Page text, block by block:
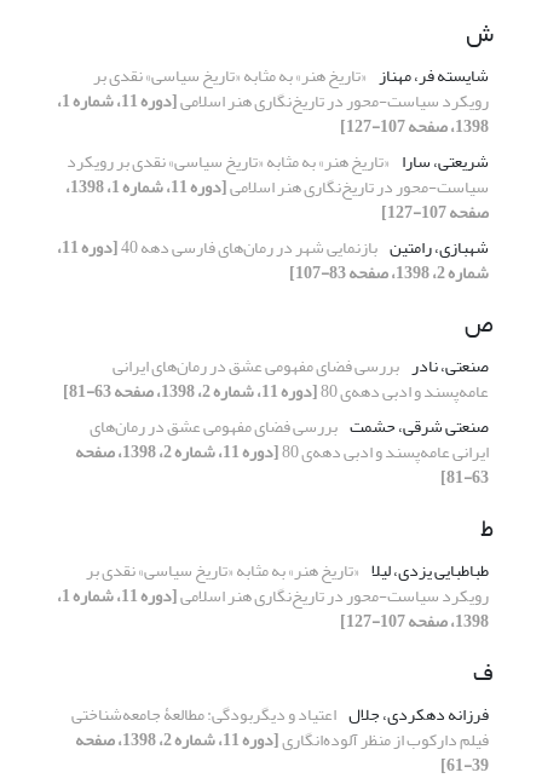
ش
شایسته فر، مهناز «تاریخ هنر» به مثابه «تاریخ سیاسی» نقدی بر
رویکرد سیاست-محور در تاریخ‌نگاری هنر اسلامی [دوره 11، شماره 1،
1398، صفحه 107-127]
شریعتی، سارا «تاریخ هنر» به مثابه «تاریخ سیاسی» نقدی بر رویکرد
سیاست-محور در تاریخ‌نگاری هنر اسلامی [دوره 11، شماره 1، 1398،
صفحه 107-127]
شهبازی، رامتین بازنمایی شهر در رمان‌های فارسی دهه 40 [دوره 11،
شماره 2، 1398، صفحه 83-107]
ص
صنعتی، نادر بررسی فضای مفهومی عشق در رمان‌های ایرانی
عامه‌پسند و ادبی دهه‌ی 80
[دوره 11، شماره 2، 1398، صفحه 63-81]
صنعتی شرقی، حشمت بررسی فضای مفهومی عشق در رمان‌های
ایرانی عامه‌پسند و ادبی دهه‌ی 80 [دوره 11، شماره 2، 1398، صفحه
63-81]
ط
طباطبایی یزدی، لیلا «تاریخ هنر» به مثابه «تاریخ سیاسی» نقدی بر
رویکرد سیاست-محور در تاریخ‌نگاری هنر اسلامی [دوره 11، شماره 1،
1398، صفحه 107-127]
ف
فرزانه دهکردی، جلال اعتیاد و دیگربودگی: مطالعۀ جامعه‌شناختی
فیلم دارکوب از منظر آلوده‌انگاری [دوره 11، شماره 2، 1398، صفحه
39-61]